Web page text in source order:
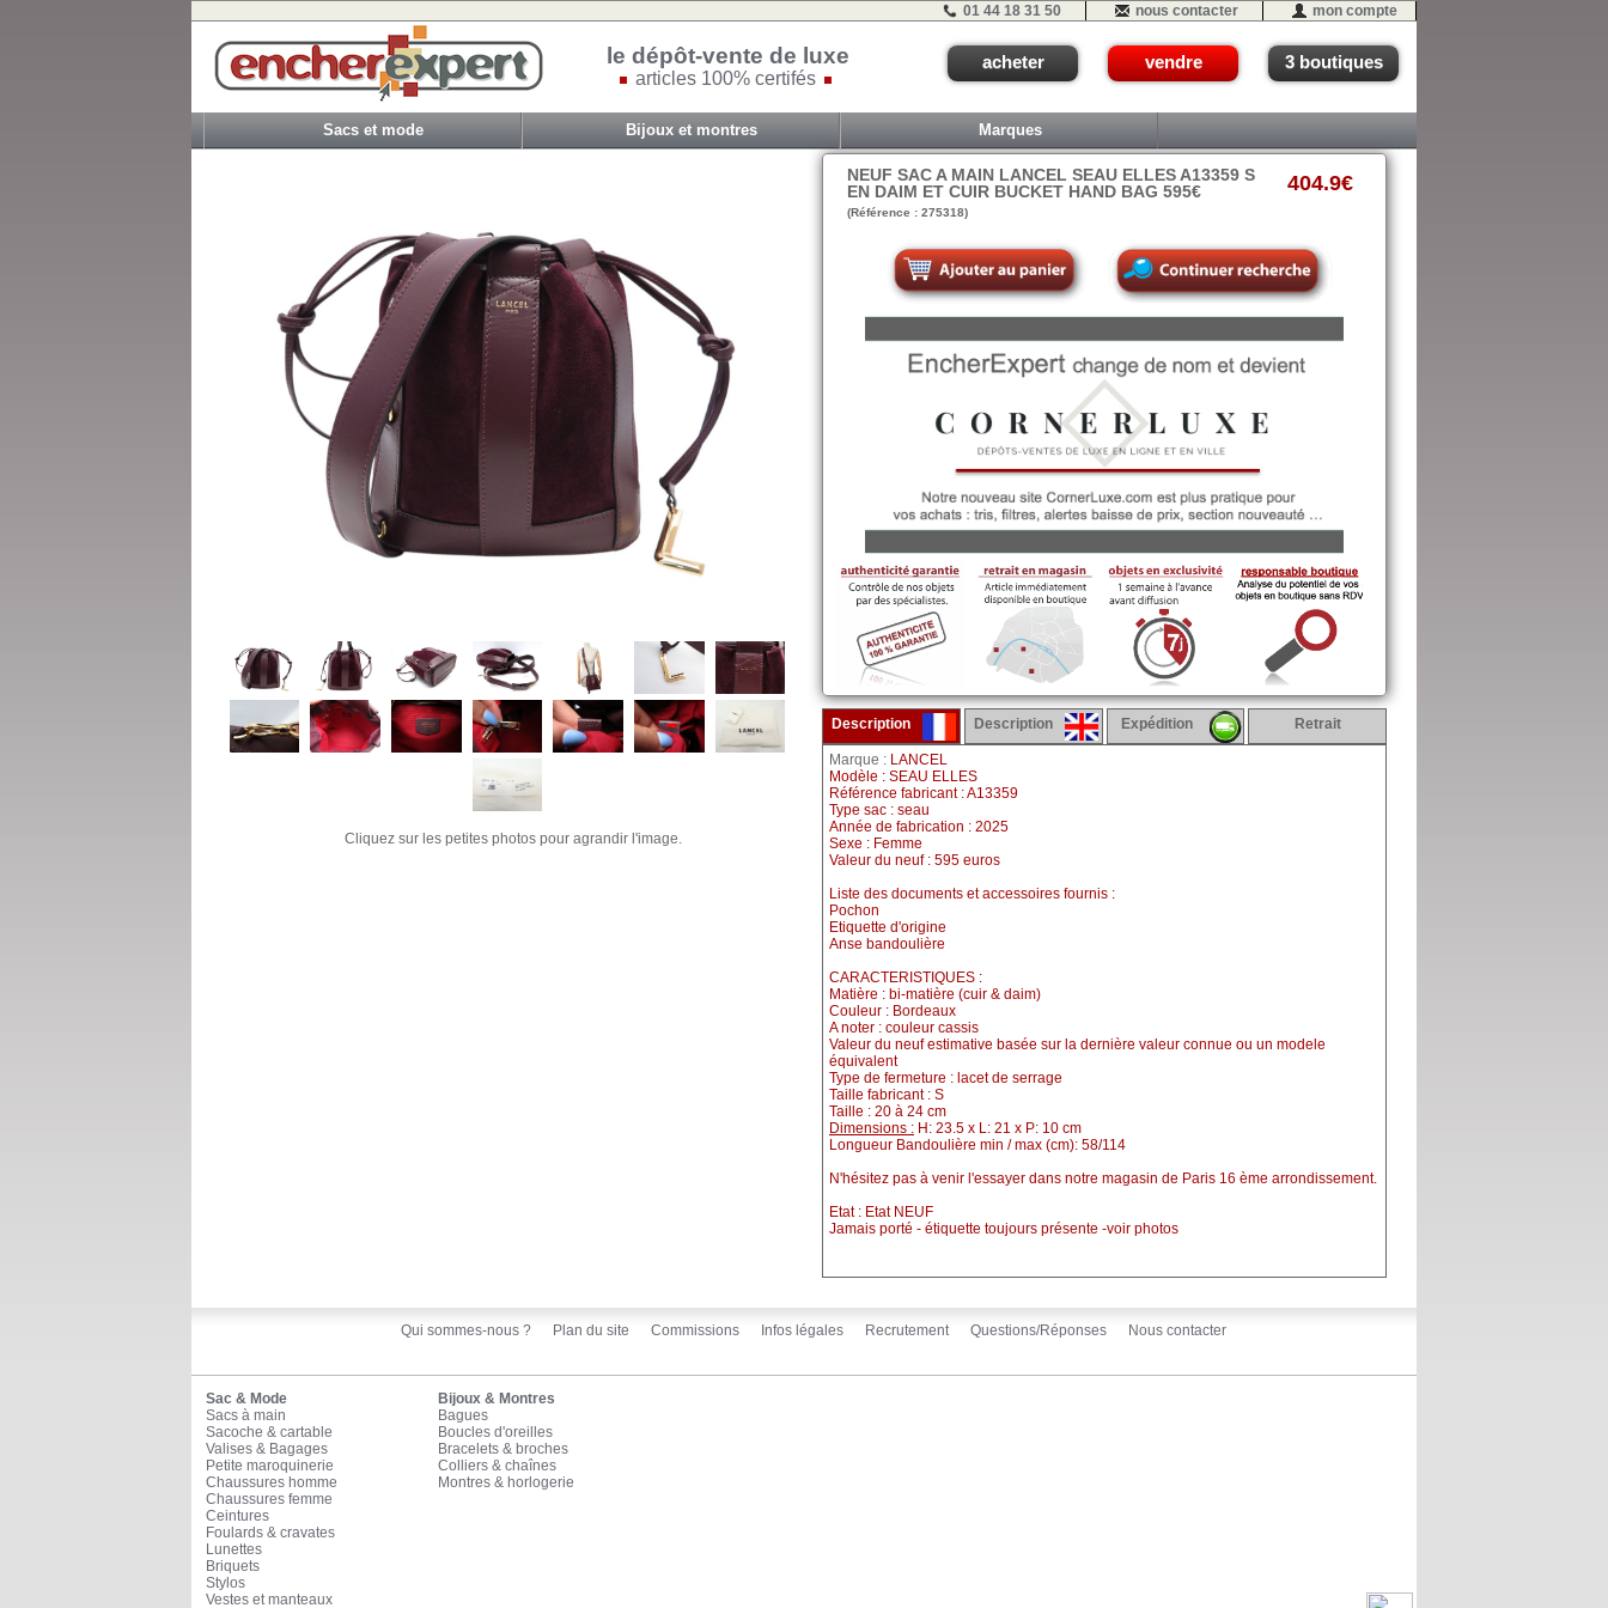
01 44 18 31 50 nous contacter mon compte
le dépôt-vente de luxe
articles 100% certifés
acheter vendre 3 boutiques
Sacs et mode Bijoux et montres Marques
Cliquez sur les petites photos pour agrandir l'image.
NEUF SAC A MAIN LANCEL SEAU ELLES A13359 S
EN DAIM ET CUIR BUCKET HAND BAG 595€
(Référence : 275318)
404.9€
Description Description Expédition Retrait
Marque : LANCEL
Modèle : SEAU ELLES
Référence fabricant : A13359
Type sac : seau
Année de fabrication : 2025
Sexe : Femme
Valeur du neuf : 595 euros
Liste des documents et accessoires fournis :
Pochon
Etiquette d'origine
Anse bandoulière
CARACTERISTIQUES :
Matière : bi-matière (cuir & daim)
Couleur : Bordeaux
A noter : couleur cassis
Valeur du neuf estimative basée sur la dernière valeur connue ou un modele
équivalent
Type de fermeture : lacet de serrage
Taille fabricant : S
Taille : 20 à 24 cm
Dimensions : H: 23.5 x L: 21 x P: 10 cm
Longueur Bandoulière min / max (cm): 58/114
N'hésitez pas à venir l'essayer dans notre magasin de Paris 16 ème arrondissement.
Etat : Etat NEUF
Jamais porté - étiquette toujours présente -voir photos
Qui sommes-nous ? Plan du site Commissions Infos légales Recrutement Questions/Réponses Nous contacter
Sac & Mode
Sacs à main
Sacoche & cartable
Valises & Bagages
Petite maroquinerie
Chaussures homme
Chaussures femme
Ceintures
Foulards & cravates
Lunettes
Briquets
Stylos
Vestes et manteaux
Bijoux & Montres
Bagues
Boucles d'oreilles
Bracelets & broches
Colliers & chaînes
Montres & horlogerie